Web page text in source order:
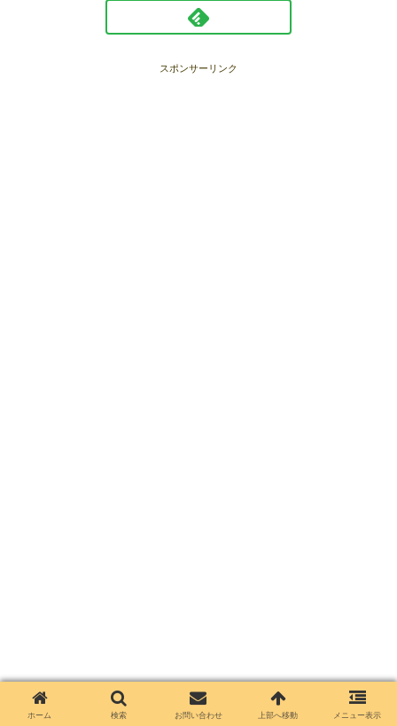
スポンサーリンク
ホーム 検索 お問い合わせ 上部へ移動 メニュー表示